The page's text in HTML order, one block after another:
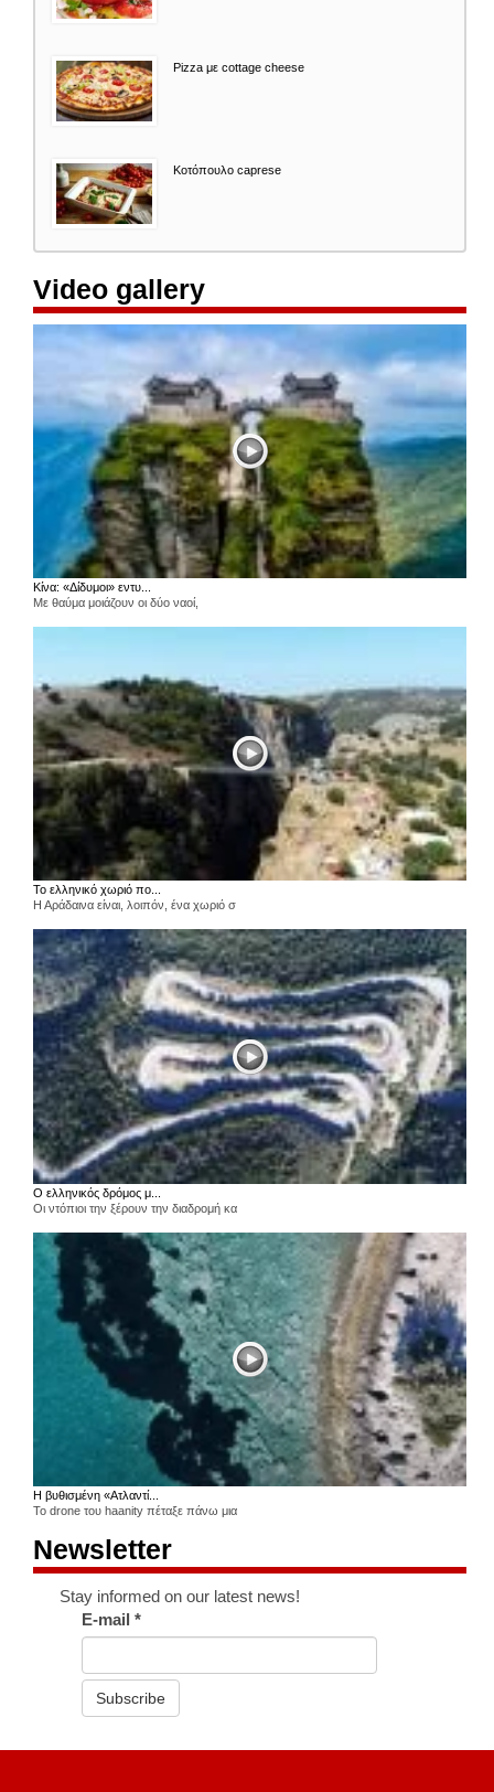
Pizza με cottage cheese
Κοτόπουλο caprese
Video gallery
Κίνα: «Δίδυμοι» εντυ...
Με θαύμα μοιάζουν οι δύο ναοί,
Το ελληνικό χωριό πο...
Η Αράδαινα είναι, λοιπόν, ένα χωριό σ
Ο ελληνικός δρόμος μ...
Οι ντόπιοι την ξέρουν την διαδρομή κα
Η βυθισμένη «Ατλαντί...
Το drone του haanity πέταξε πάνω μια
Newsletter
Stay informed on our latest news!
E-mail*
Subscribe